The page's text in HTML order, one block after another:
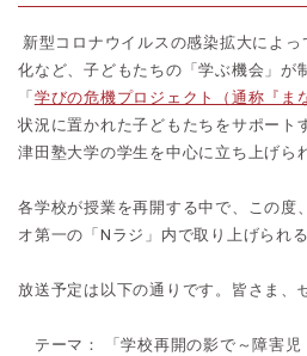
新型コロナウイルスの感染拡大によ
化など、子どもたちの「学ぶ機会」が
「 学びの危機プロジェクト（通称『ま
状況に置かれた子どもたちをサポート
津田塾大学の学生を中心に立ち上げら
各学校が授業を再開する中で、この度
オ第一の「Nラジ」内で取り上げられ
放送予定は以下の通りです。皆さま、
テーマ： 「学校再開の影で～障害児